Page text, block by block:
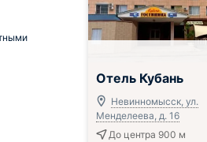
Отель Кубань
Невинномысск, ул.
Менделеева, д. 16
До центра 900 м